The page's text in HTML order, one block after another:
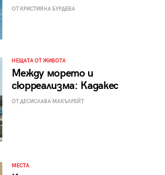
ОТ КРИСТИЯНА БУРДЕВА
НЕЩАТА ОТ ЖИВОТА
Между морето и
сюрреализма: Кадакес
ОТ ДЕСИСЛАВА МАКЪЛРЕЙТ
МЕСТА